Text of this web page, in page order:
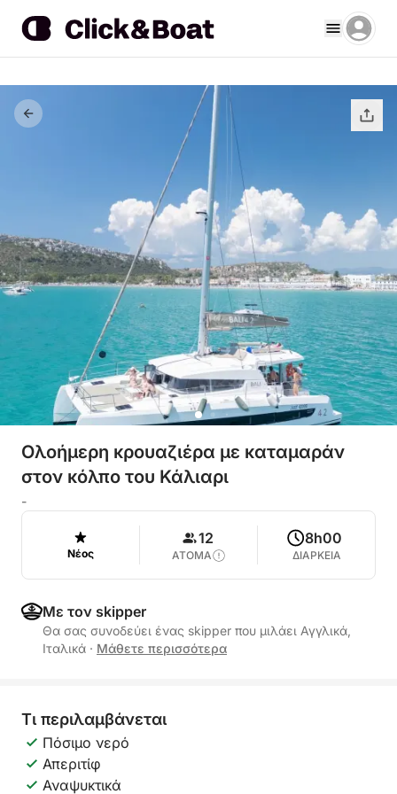
Ολοήμερη κρουαζιέρα με καταμαράν
στον κόλπο του Κάλιαρι
-
Νέος
12
ΑΤΟΜΑ
8h00
ΔΙΑΡΚΕΙΑ
Με τον skipper
Θα σας συνοδεύει ένας skipper που μιλάει Αγγλικά,
Ιταλικά · Μάθετε περισσότερα
Τι περιλαμβάνεται
Πόσιμο νερό
Απεριτίφ
Αναψυκτικά